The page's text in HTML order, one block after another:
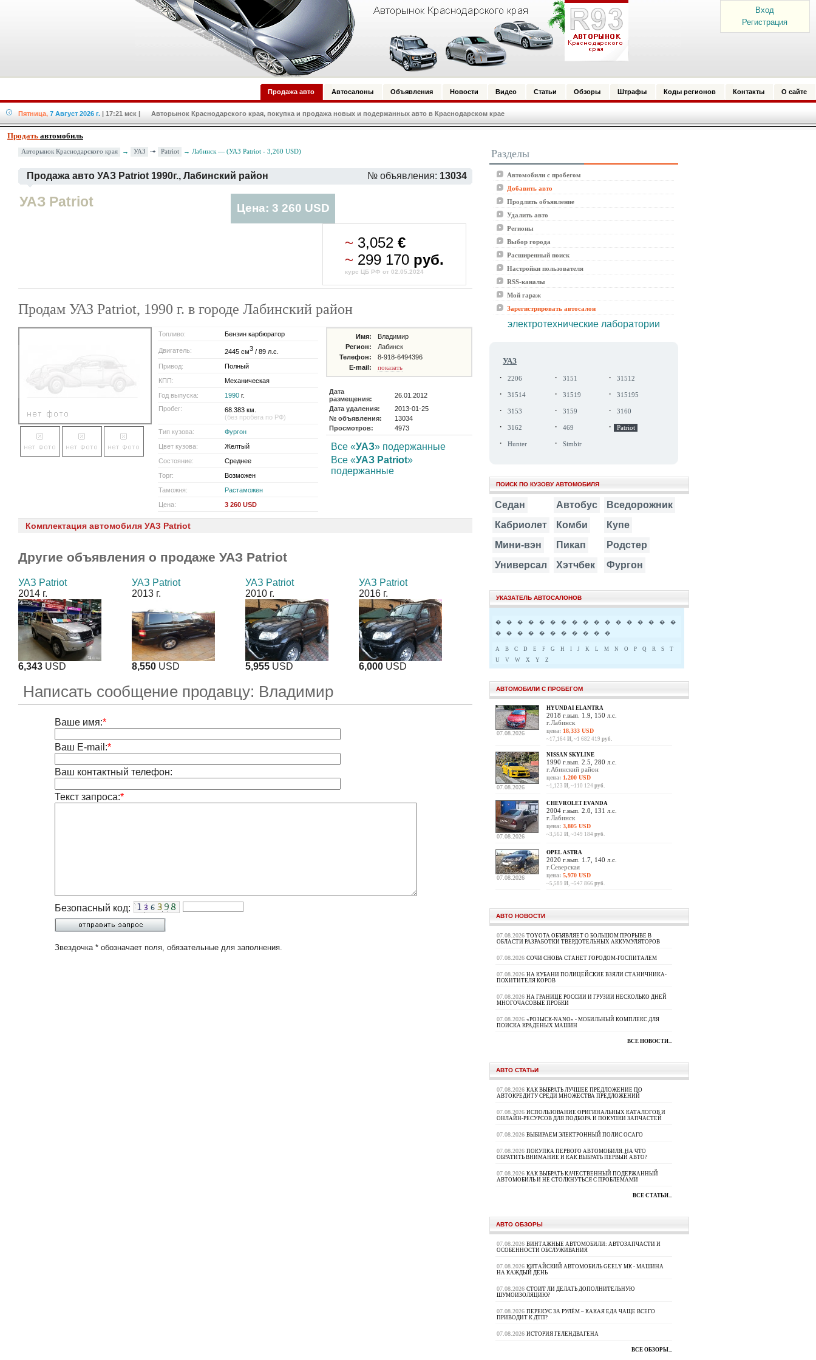
Вход
Регистрация
Продажа авто Автосалоны Объявления Новости Видео Статьи Обзоры Штрафы Коды регионов Контакты О сайте
Пятница, 7 Август 2026 г. | 17:21 мск | Авторынок Краснодарского края, покупка и продажа новых и подержанных авто в Краснодарском крае
Продать автомобиль
Авторынок Краснодарского края → УАЗ Patriot → Лабинск — (УАЗ Patriot - 3,260 USD)
Продажа авто УАЗ Patriot 1990г., Лабинский район № объявления: 13034
УАЗ Patriot Цена: 3 260 USD
~ 3,052€
~ 299 170 руб.
курс ЦБ РФ от 02.05.2024
Продам УАЗ Patriot, 1990 г. в городе Лабинский район
Топливо: Бензин карбюратор
Двигатель: 2445 см3 / 89 л.с.
Привод:
Полный
КПП:
Механическая
Год выпуска:
1990 г.
Пробег:
68.383 км.
(без пробега по РФ)
Тип кузова:
Фургон
Цвет кузова:
Желтый
Состояние:
Среднее
Торг:
Возможен
Таможня:
Растаможен
Цена:
3 260 USD
Имя:
Владимир
Регион:
Лабинск
Телефон:
8-918-6494396
E-mail:
показать
Дата
размещения:
26.01.2012
Дата удаления:
2013-01-25
№ объявления:
13034
Просмотров:
4973
Все «УАЗ» подержанные
Все «УАЗ Patriot»
подержанные
Комплектация автомобиля УАЗ Patriot
Другие объявления о продаже УАЗ Patriot
УАЗ Patriot
2014 г.
6,343 USD
УАЗ Patriot
2013 г.
8,550 USD
УАЗ Patriot
2010 г.
5,955 USD
УАЗ Patriot
2016 г.
6,000 USD
Написать сообщение продавцу: Владимир
Ваше имя:*
Ваш E-mail:*
Ваш контактный телефон:
Текст запроса:*
Безопасный код:
Звездочка * обозначает поля, обязательные для заполнения.
Разделы
Автомобили с пробегом
Добавить авто
Продлить объявление
Удалить авто
Регионы
Выбор города
Расширенный поиск
Настройки пользователя
RSS-каналы
Мой гараж
Зарегистрировать автосалон
электротехнические лаборатории
УАЗ
· 2206 · 3151 · 31512
· 31514 · 31519 · 315195
· 3153 · 3159 · 3160
· 3162 · 469 · Patriot
· Hunter · Simbir
ПОИСК ПО КУЗОВУ АВТОМОБИЛЯ
Седан Автобус
Вседорожник
Кабриолет
Комби
Купе
Мини-вэн
Пикап
Родстер
Универсал
Хэтчбек Фургон
УКАЗАТЕЛЬ АВТОСАЛОНОВ
� � � � � � � � � � � � � � � �
�
�
� � � � � � � � � �
A B C D E F G H I J K L M N O P Q R S
T
U
V W X Y Z
АВТОМОБИЛИ С ПРОБЕГОМ
07.08.2026
HYUNDAI ELANTRA
2018 г.вып. 1.9, 150 л.с.
г.Лабинск
цена: 18,333 USD
~17,164 И, ~1 682 419 руб.
07.08.2026
NISSAN SKYLINE
1990 г.вып. 2.5, 280 л.с.
г.Абинский район
цена: 1,200 USD
~1,123 И, ~110 124 руб.
07.08.2026
CHEVROLET EVANDA
2004 г.вып. 2.0, 131 л.с.
г.Лабинск
цена: 3,805 USD
~3,562 И, ~349 184 руб.
07.08.2026
OPEL ASTRA
2020 г.вып. 1.7, 140 л.с.
г.Северская
цена: 5,970 USD
~5,589 И, ~547 866 руб.
АВТО НОВОСТИ
07.08.2026 TOYOTA ОБЪЯВЛЯЕТ О БОЛЬШОМ ПРОРЫВЕ В
ОБЛАСТИ РАЗРАБОТКИ ТВЕРДОТЕЛЬНЫХ АККУМУЛЯТОРОВ
07.08.2026 СОЧИ СНОВА СТАНЕТ ГОРОДОМ-ГОСПИТАЛЕМ
07.08.2026 НА КУБАНИ ПОЛИЦЕЙСКИЕ ВЗЯЛИ СТАНИЧНИКА-
ПОХИТИТЕЛЯ КОРОВ
07.08.2026 НА ГРАНИЦЕ РОССИИ И ГРУЗИИ НЕСКОЛЬКО ДНЕЙ
МНОГОЧАСОВЫЕ ПРОБКИ
07.08.2026 «РОЗЫСК-NANO» - МОБИЛЬНЫЙ КОМПЛЕКС ДЛЯ
ПОИСКА КРАДЕНЫХ МАШИН
ВСЕ НОВОСТИ...
АВТО СТАТЬИ
07.08.2026 КАК ВЫБРАТЬ ЛУЧШЕЕ ПРЕДЛОЖЕНИЕ ПО
АВТОКРЕДИТУ СРЕДИ МНОЖЕСТВА ПРЕДЛОЖЕНИЙ
07.08.2026 ИСПОЛЬЗОВАНИЕ ОРИГИНАЛЬНЫХ КАТАЛОГОВ И
ОНЛАЙН-РЕСУРСОВ ДЛЯ ПОДБОРА И ПОКУПКИ ЗАПЧАСТЕЙ
07.08.2026 ВЫБИРАЕМ ЭЛЕКТРОННЫЙ ПОЛИС ОСАГО
07.08.2026 ПОКУПКА ПЕРВОГО АВТОМОБИЛЯ. НА ЧТО
ОБРАТИТЬ ВНИМАНИЕ И КАК ВЫБРАТЬ ПЕРВЫЙ АВТО?
07.08.2026 КАК ВЫБРАТЬ КАЧЕСТВЕННЫЙ ПОДЕРЖАННЫЙ
АВТОМОБИЛЬ И НЕ СТОЛКНУТЬСЯ С ПРОБЛЕМАМИ
ВСЕ СТАТЬИ...
АВТО ОБЗОРЫ
07.08.2026 ВИНТАЖНЫЕ АВТОМОБИЛИ: АВТОЗАПЧАСТИ И
ОСОБЕННОСТИ ОБСЛУЖИВАНИЯ
07.08.2026 КИТАЙСКИЙ АВТОМОБИЛЬ GEELY МК - МАШИНА
НА КАЖДЫЙ ДЕНЬ
07.08.2026 СТОИТ ЛИ ДЕЛАТЬ ДОПОЛНИТЕЛЬНУЮ
ШУМОИЗОЛЯЦИЮ?
07.08.2026 ПЕРЕКУС ЗА РУЛЁМ – КАКАЯ ЕДА ЧАЩЕ ВСЕГО
ПРИВОДИТ К ДТП?
07.08.2026 ИСТОРИЯ ГЕЛЕНДВАГЕНА
ВСЕ ОБЗОРЫ...